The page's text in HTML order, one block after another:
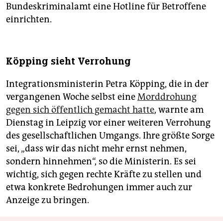
Bundeskriminalamt eine Hotline für Betroffene
einrichten.
Köpping sieht Verrohung
Integrationsministerin Petra Köpping, die in der
vergangenen Woche selbst eineMorddrohung
gegen sich öffentlich gemacht hatte, warnte am
Dienstag in Leipzig vor einer weiteren Verrohung
des gesellschaftlichen Umgangs. Ihre größte Sorge
sei, „dass wir das nicht mehr ernst nehmen,
sondern hinnehmen“, so die Ministerin. Es sei
wichtig, sich gegen rechte Kräfte zu stellen und
etwa konkrete Bedrohungen immer auch zur
Anzeige zu bringen.